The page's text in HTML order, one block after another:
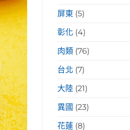
屏東 (5)
彰化 (4)
肉類 (76)
台北 (7)
大陸 (21)
異國 (23)
花蓮 (8)